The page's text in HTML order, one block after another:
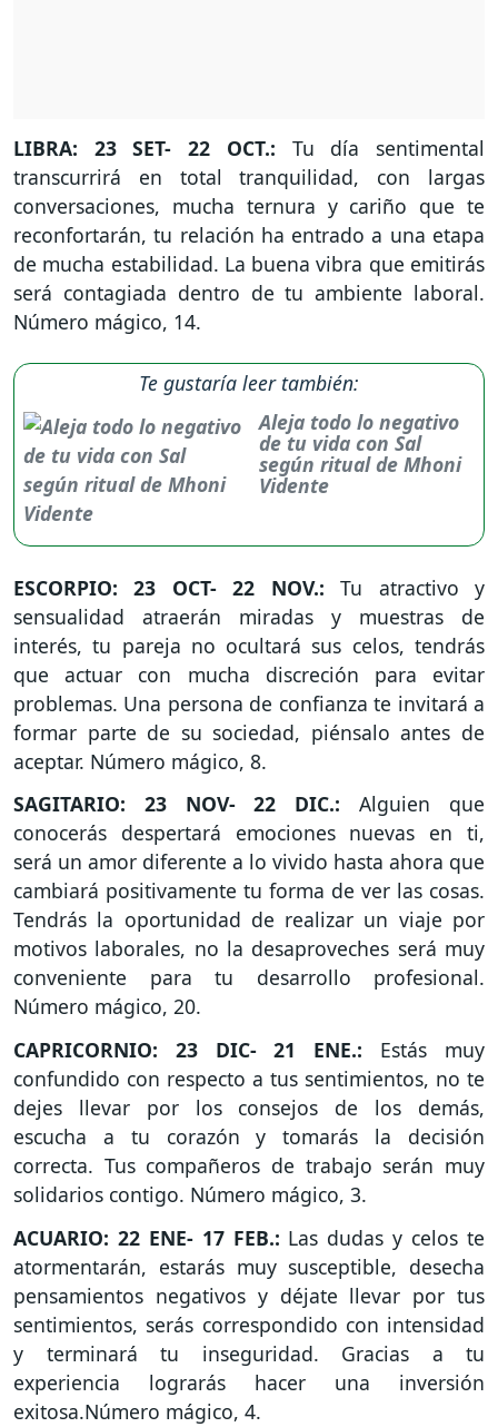
LIBRA: 23 SET- 22 OCT.: Tu día sentimental
transcurrirá en total tranquilidad, con largas
conversaciones, mucha ternura y cariño que te
reconfortarán, tu relación ha entrado a una etapa
de mucha estabilidad. La buena vibra que emitirás
será contagiada dentro de tu ambiente laboral.
Número mágico, 14.
Te gustaría leer también:
Aleja todo lo negativo
de tu vida con Sal
según ritual de Mhoni
Vidente
ESCORPIO: 23 OCT- 22 NOV.:Tu atractivo y
sensualidad atraerán miradas y muestras de
interés, tu pareja no ocultará sus celos, tendrás
que actuar con mucha discreción para evitar
problemas. Una persona de confianza te invitará a
formar parte de su sociedad, piénsalo antes de
aceptar. Número mágico, 8.
SAGITARIO: 23 NOV- 22 DIC.:Alguien que
conocerás despertará emociones nuevas en ti,
será un amor diferente a lo vivido hasta ahora que
cambiará positivamente tu forma de ver las cosas.
Tendrás la oportunidad de realizar un viaje por
motivos laborales, no la desaproveches será muy
conveniente para tu desarrollo profesional.
Número mágico, 20.
CAPRICORNIO: 23 DIC- 21 ENE.: Estás muy
confundido con respecto a tus sentimientos, no te
dejes llevar por los consejos de los demás,
escucha a tu corazón y tomarás la decisión
correcta. Tus compañeros de trabajo serán muy
solidarios contigo. Número mágico, 3.
ACUARIO: 22 ENE- 17 FEB.: Las dudas y celos te
atormentarán, estarás muy susceptible, desecha
pensamientos negativos y déjate llevar por tus
sentimientos, serás correspondido con intensidad
y terminará tu inseguridad. Gracias a tu
experiencia lograrás hacer una inversión
exitosa.Número mágico, 4.